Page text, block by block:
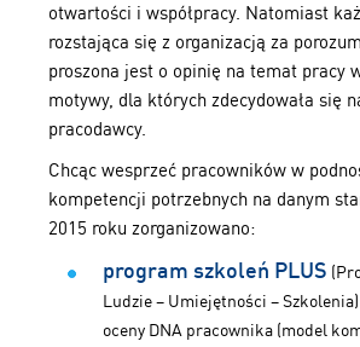
otwartości i współpracy. Natomiast
rozstająca się z organizacją za
proszona jest o opinię na temat pracy
motywy, dla których zdecydowała się
pracodawcy.
Chcąc wesprzeć pracowników w
kompetencji potrzebnych na danym
2015 roku zorganizowano:
program szkoleń PLUS
Ludzie – Umiejętności –
oceny DNA pracownika (model